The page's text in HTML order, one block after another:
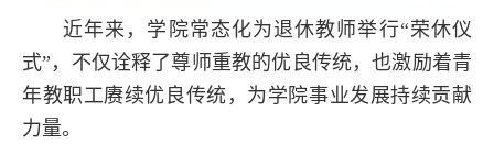
近年来，学院常态化为退休教师举行“荣休仪
式”，不仅诠释了尊师重教的优良传统，也激励着青
年教职工赓续优良传统，为学院事业发展持续贡献
力量。